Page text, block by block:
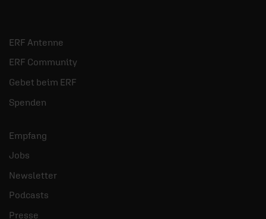
ERF Antenne
ERF Community
Gebet beim ERF
Spenden
Empfang
Jobs
Newsletter
Podcasts
Presse